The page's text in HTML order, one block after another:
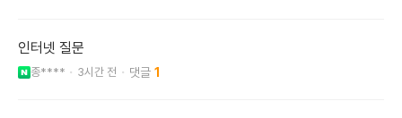
인터넷 질문
종**** 3시간 전 1